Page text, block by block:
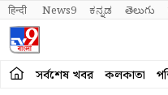
हिन्दी News9 ಕನ್ನಡ తెలుగు
সর্বশেষ খবর কলকাতা